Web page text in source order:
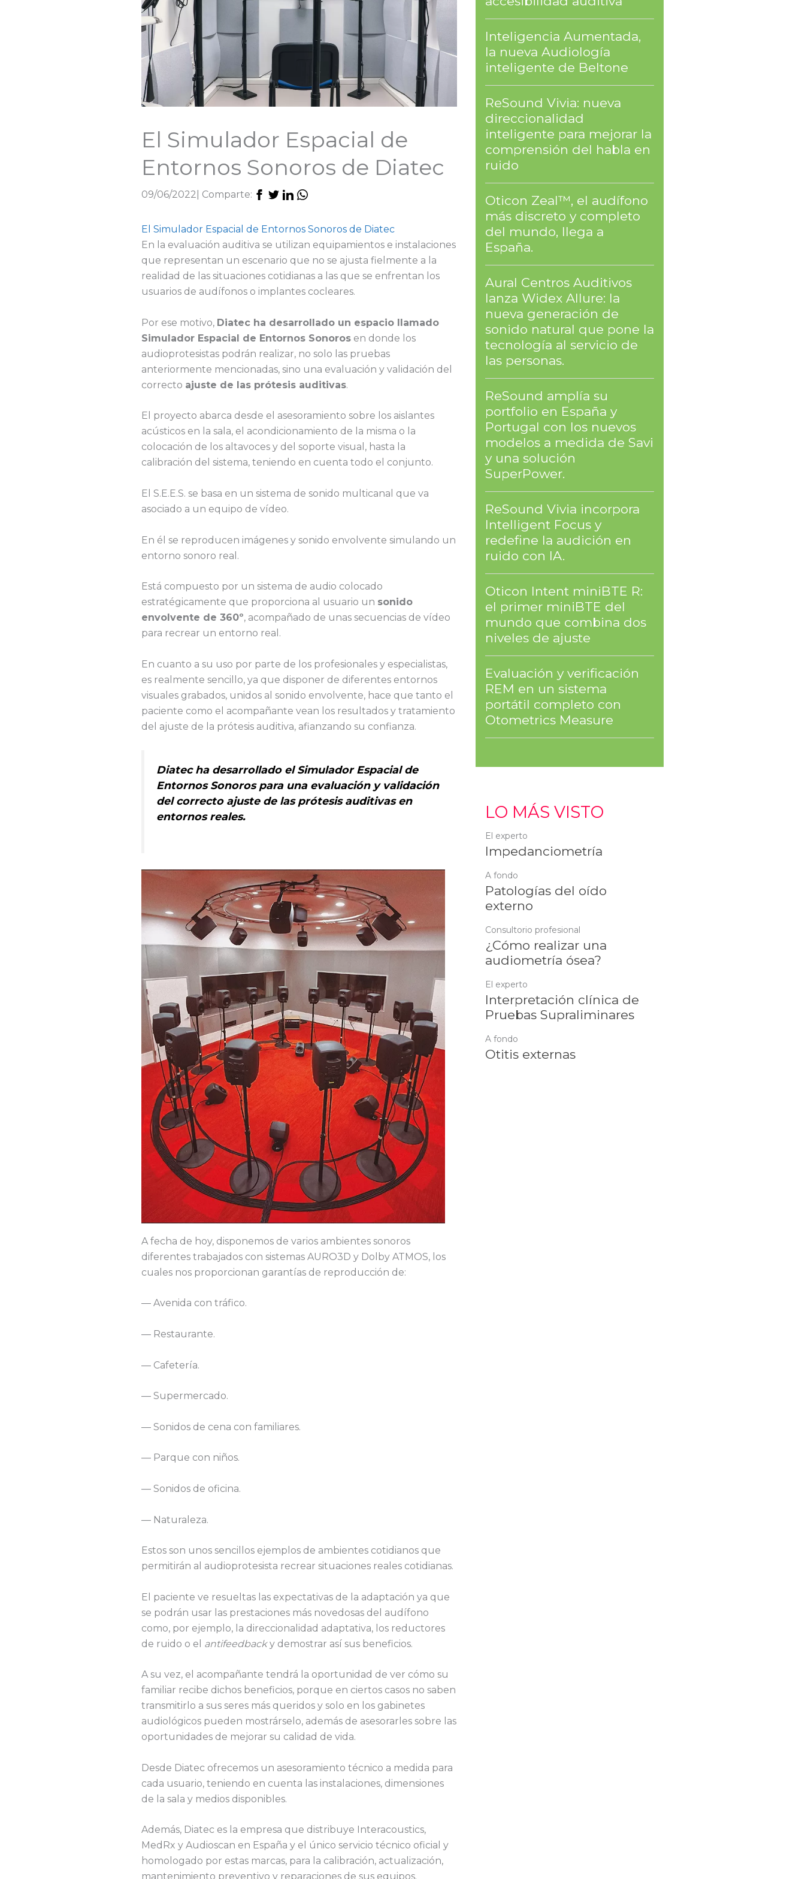
El Simulador Espacial de
Entornos Sonoros de Diatec
09/06/2022 | Comparte:
El Simulador Espacial de Entornos Sonoros de Diatec
En la evaluación auditiva se utilizan equipamientos e instalaciones
que representan un escenario que no se ajusta fielmente a la
realidad de las situaciones cotidianas a las que se enfrentan los
usuarios de audífonos o implantes cocleares.
Por ese motivo, Diatec ha desarrollado un espacio llamado
Simulador Espacial de Entornos Sonoros en donde los
audioprotesistas podrán realizar, no solo las pruebas
anteriormente mencionadas, sino una evaluación y validación del
correcto ajuste de las prótesis auditivas.
El proyecto abarca desde el asesoramiento sobre los aislantes
acústicos en la sala, el acondicionamiento de la misma o la
colocación de los altavoces y del soporte visual, hasta la
calibración del sistema, teniendo en cuenta todo el conjunto.
El S.E.E.S. se basa en un sistema de sonido multicanal que va
asociado a un equipo de vídeo.
En él se reproducen imágenes y sonido envolvente simulando un
entorno sonoro real.
Está compuesto por un sistema de audio colocado
estratégicamente que proporciona al usuario un sonido
envolvente de 360º, acompañado de unas secuencias de vídeo
para recrear un entorno real.
En cuanto a su uso por parte de los profesionales y especialistas,
es realmente sencillo, ya que disponer de diferentes entornos
visuales grabados, unidos al sonido envolvente, hace que tanto el
paciente como el acompañante vean los resultados y tratamiento
del ajuste de la prótesis auditiva, afianzando su confianza.
Diatec ha desarrollado el Simulador Espacial de
Entornos Sonoros para una evaluación y validación
del correcto ajuste de las prótesis auditivas en
entornos reales.
A fecha de hoy, disponemos de varios ambientes sonoros
diferentes trabajados con sistemas AURO3D y Dolby ATMOS, los
cuales nos proporcionan garantías de reproducción de:
— Avenida con tráfico.
— Restaurante.
— Cafetería.
— Supermercado.
— Sonidos de cena con familiares.
— Parque con niños.
— Sonidos de oficina.
— Naturaleza.
Estos son unos sencillos ejemplos de ambientes cotidianos que
permitirán al audioprotesista recrear situaciones reales cotidianas.
El paciente ve resueltas las expectativas de la adaptación ya que
se podrán usar las prestaciones más novedosas del audífono
como, por ejemplo, la direccionalidad adaptativa, los reductores
de ruido o el antifeedbacky demostrar así sus beneficios.
A su vez, el acompañante tendrá la oportunidad de ver cómo su
familiar recibe dichos beneficios, porque en ciertos casos no saben
transmitirlo a sus seres más queridos y solo en los gabinetes
audiológicos pueden mostrárselo, además de asesorarles sobre las
oportunidades de mejorar su calidad de vida.
Desde Diatec ofrecemos un asesoramiento técnico a medida para
cada usuario, teniendo en cuenta las instalaciones, dimensiones
de la sala y medios disponibles.
Además, Diatec es la empresa que distribuye Interacoustics,
MedRx y Audioscan en España y el único servicio técnico oficial y
homologado por estas marcas, para la calibración, actualización,
mantenimiento preventivo y reparaciones de sus equipos.
Inteligencia Aumentada,
la nueva Audiología
inteligente de Beltone
ReSound Vivia: nueva
direccionalidad
inteligente para mejorar la
comprensión del habla en
ruido
Oticon Zeal™, el audífono
más discreto y completo
del mundo, llega a
España.
Aural Centros Auditivos
lanza Widex Allure: la
nueva generación de
sonido natural que pone la
tecnología al servicio de
las personas.
ReSound amplía su
portfolio en España y
Portugal con los nuevos
modelos a medida de Savi
y una solución
SuperPower.
ReSound Vivia incorpora
Intelligent Focus y
redefine la audición en
ruido con IA.
Oticon Intent miniBTE R:
el primer miniBTE del
mundo que combina dos
niveles de ajuste
Evaluación y verificación
REM en un sistema
portátil completo con
Otometrics Measure
LO MÁS VISTO
El experto
Impedanciometría
A fondo
Patologías del oído
externo
Consultorio profesional
¿Cómo realizar una
audiometría ósea?
El experto
Interpretación clínica de
Pruebas Supraliminares
A fondo
Otitis externas